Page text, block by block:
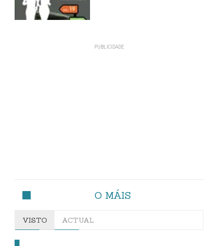
O MÁIS
VISTO ACTUAL